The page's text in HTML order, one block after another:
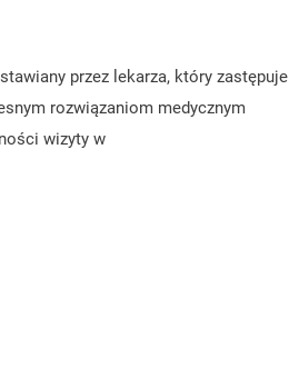
przez lekarza, który zastępuje
rozwiązaniom medycznym
wizyty w